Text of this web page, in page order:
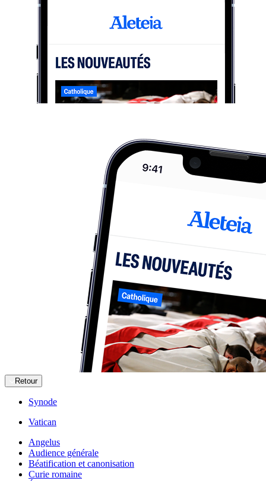
Retour
Synode
Vatican
Angelus
Audience générale
Béatification et canonisation
Curie romaine